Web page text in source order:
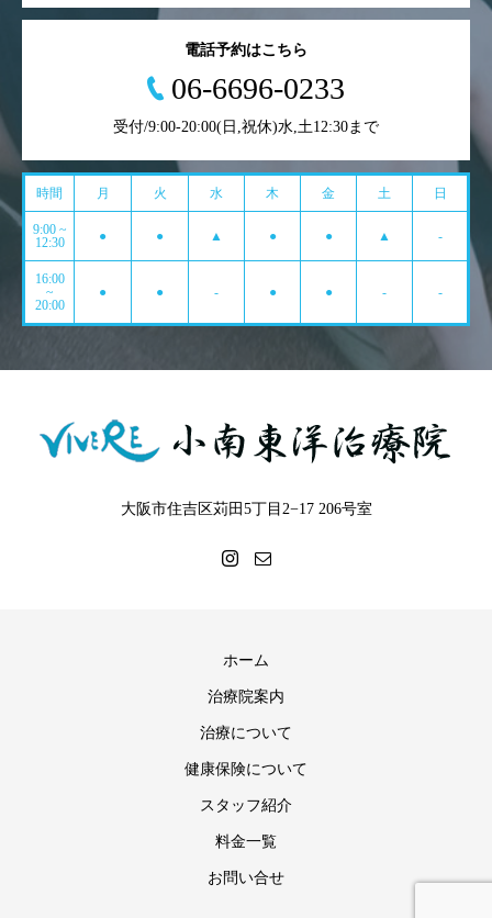
電話予約はこちら
06-6696-0233
受付/9:00-20:00(日,祝休)水,土12:30まで
時間 月 火 水 木 金 土 日
9:00 ~
12:30
● ● ▲ ● ● ▲ -
16:00
~
20:00
● ● - ● ● - -
大阪市住吉区苅田5丁目2−17 206号室
ホーム
治療院案内
治療について
健康保険について
スタッフ紹介
料金一覧
お問い合せ